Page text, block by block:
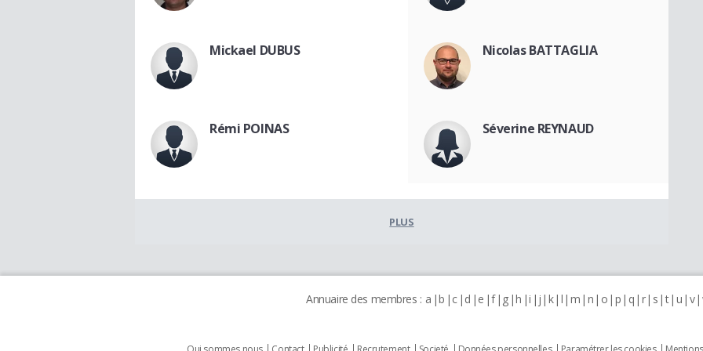
Mickael DUBUS Nicolas BATTAGLIA
Rémi POINAS Séverine REYNAUD
PLUS
Annuaire des membres : a b c d e f g h i j k l m n o p q r s t u v